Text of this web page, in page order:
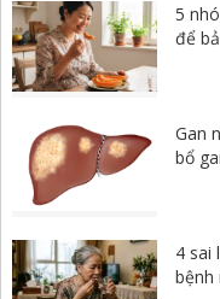
5
để
Gan
bổ
4 sai
bệnh